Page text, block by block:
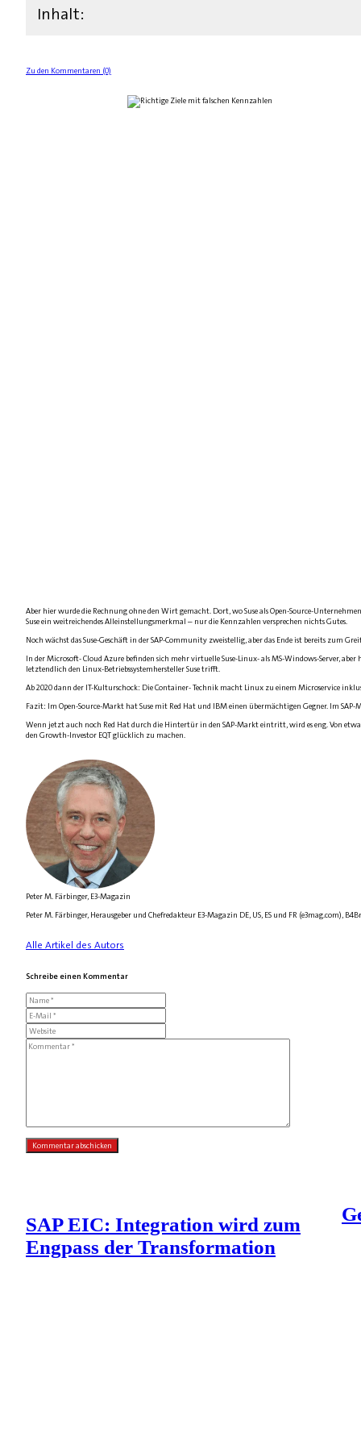
Inhalt:
Zu den Kommentaren (0)
Aber hier wurde die Rechnung ohne den Wirt gemacht. Dort, wo Suse als Open-Source-
Suse ein weitreichendes Alleinstellungsmerkmal – nur die Kennzahlen versprechen nichts Gutes.
Noch wächst das Suse-Geschäft in der SAP-Community zweistellig, aber das Ende ist bereits zum
In der Microsoft- Cloud Azure befinden sich mehr virtuelle Suse-Linux- als MS-Windows-Server,
letztendlich den Linux-Betriebssystemhersteller Suse trifft.
Ab 2020 dann der IT-Kulturschock: Die Container- Technik macht Linux zu einem Microservice
Fazit: Im Open-Source-Markt hat Suse mit Red Hat und IBM einen übermächtigen Gegner. Im
Wenn jetzt auch noch Red Hat durch die Hintertür in den SAP-Markt eintritt, wird es eng. Von
den Growth-Investor EQT glücklich zu machen.
Peter M. Färbinger, E3-Magazin
Peter M. Färbinger, Herausgeber und Chefredakteur E3-Magazin DE, US, ES und FR (e3mag.com),
Alle Artikel des Autors
Schreibe einen Kommentar
SAP EIC: Integration wird zum
Engpass der Transformation